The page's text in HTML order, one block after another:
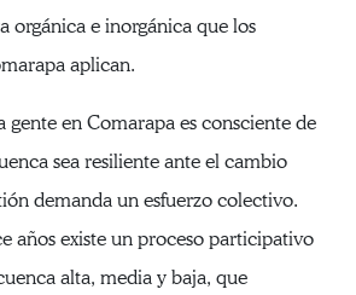
orgánica e inorgánica que los
aplican.
gente en Comarapa es consciente de
sea resiliente ante el cambio
demanda un esfuerzo colectivo.
años existe un proceso participativo
alta, media y baja, que